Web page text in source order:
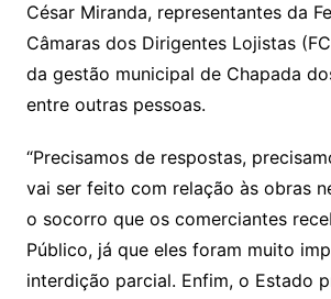
César Miranda, representantes da
Câmaras dos Dirigentes Lojistas
da gestão municipal de Chapada
entre outras pessoas.
“Precisamos de respostas,
vai ser feito com relação às obras
o socorro que os comerciantes
Público, já que eles foram muito
interdição parcial. Enfim, o Estado